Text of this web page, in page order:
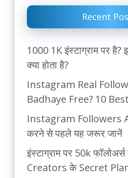
Recent
1000 1K इंस्टाग्राम पर है?
क्या होता है?
Instagram Real
Badhaye Free? 10
Instagram Followers
करने से पहले यह जरूर जानें
इंस्टाग्राम पर 50k
Creators के Secret